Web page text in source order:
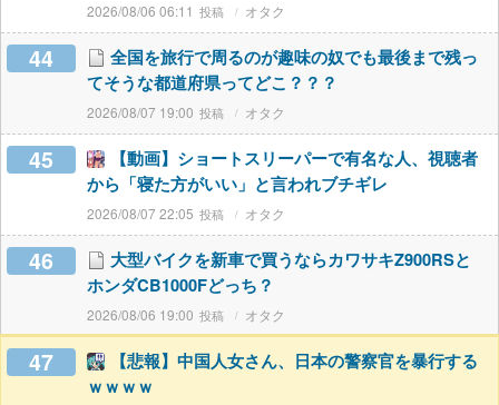
2026/08/06 06:11 オタク
44
全国を旅行で周るのが趣味の奴でも最後まで残っ
てそうな都道府県ってどこ？？？
2026/08/07 19:00 オタク
45
【動画】ショートスリーパーで有名な人、視聴者
から「寝た方がいい」と言われブチギレ
2026/08/07 22:05 オタク
46
大型バイクを新車で買うならカワサキZ900RSと
ホンダCB1000Fどっち？
2026/08/06 19:00 オタク
47
【悲報】中国人女さん、日本の警察官を暴行する
ｗｗｗｗ